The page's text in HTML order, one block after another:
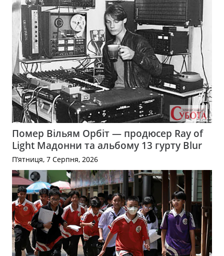
Помер Вільям Орбіт — продюсер Ray of
Light Мадонни та альбому 13 гурту Blur
П’ятниця, 7 Серпня, 2026